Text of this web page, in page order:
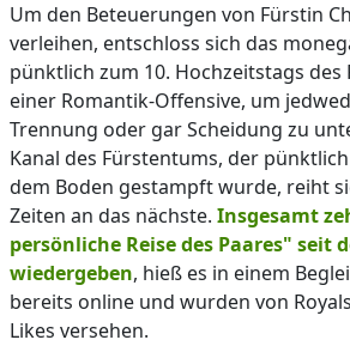
Um den Beteuerungen von Fürstin
verleihen, entschloss sich das
pünktlich zum 10. Hochzeitstags
einer Romantik-Offensive, um
Trennung oder gar Scheidung zu
Kanal des Fürstentums, der
dem Boden gestampft wurde, reiht
Zeiten an das nächste. Insgesamt
persönliche Reise des Paares" seit
wiedergeben, hieß es in einem
bereits online und wurden von
Likes versehen.